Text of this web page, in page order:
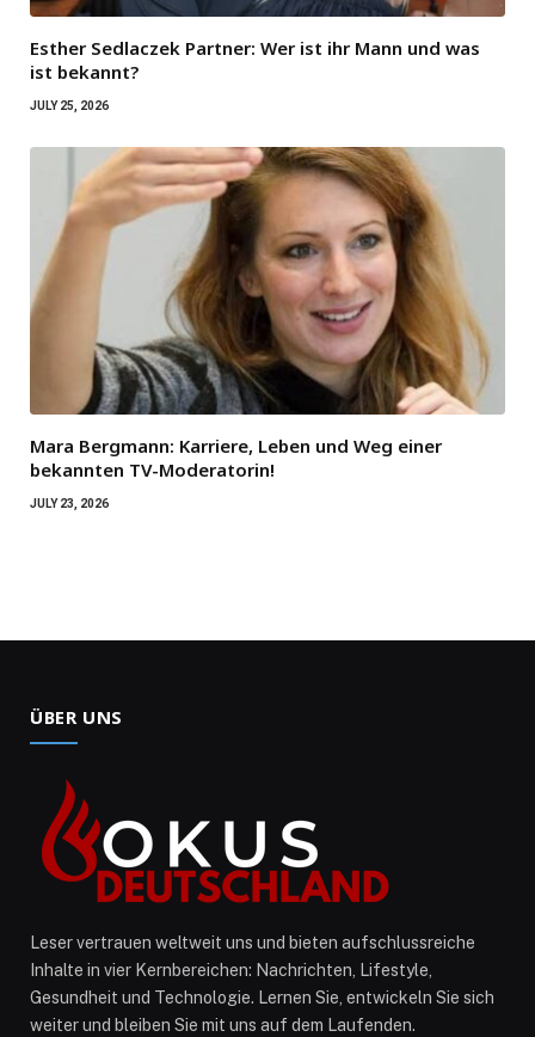
Esther Sedlaczek Partner: Wer ist ihr Mann und was
ist bekannt?
JULY 25, 2026
Mara Bergmann: Karriere, Leben und Weg einer
bekannten TV-Moderatorin!
JULY 23, 2026
ÜBER UNS
Leser vertrauen weltweit uns und bieten aufschlussreiche
Inhalte in vier Kernbereichen: Nachrichten, Lifestyle,
Gesundheit und Technologie. Lernen Sie, entwickeln Sie sich
weiter und bleiben Sie mit uns auf dem Laufenden.